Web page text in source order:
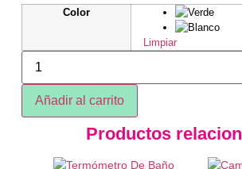
Color
Limpiar
Añadir al carrito
Productos